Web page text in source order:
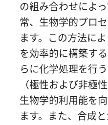
の組み合わせによ
常、生物学的プロ
ます。この方法に
を効率的に構築す
らに化学処理を行
（極性および非極
生物学的利用能を
ます。また、合成